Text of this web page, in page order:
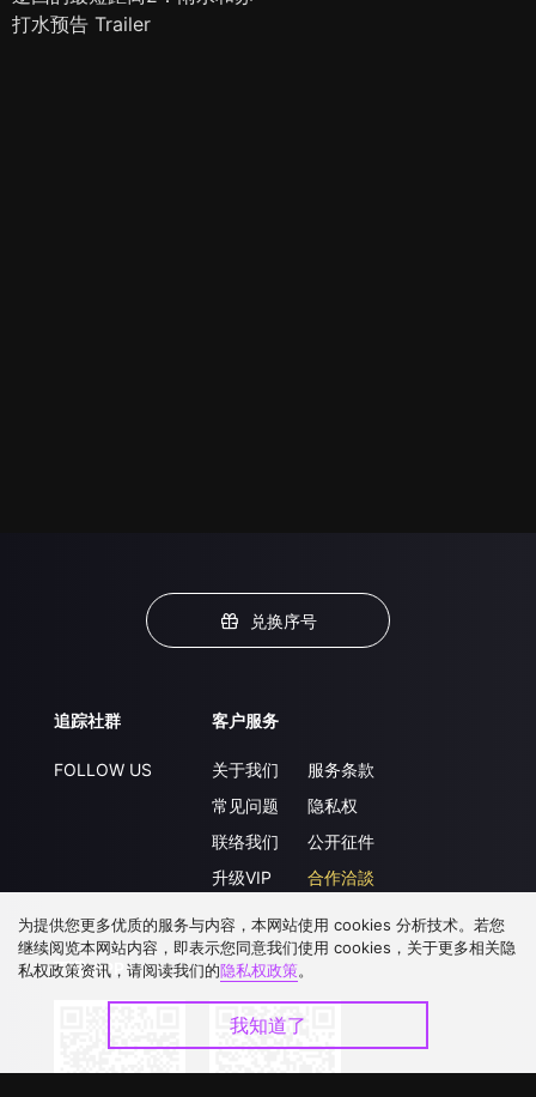
打水预告 Trailer
兑换序号
追踪社群
FOLLOW US
客户服务
关于我们
常见问题
联络我们
升级VIP
服务条款
隐私权
公开征件
合作洽談
下载 APP
为提供您更多优质的服务与内容，本网站使用 cookies 分析技术。若您
继续阅览本网站内容，即表示您同意我们使用 cookies，关于更多相关隐
私权政策资讯，请阅读我们的隐私权政策。
我知道了